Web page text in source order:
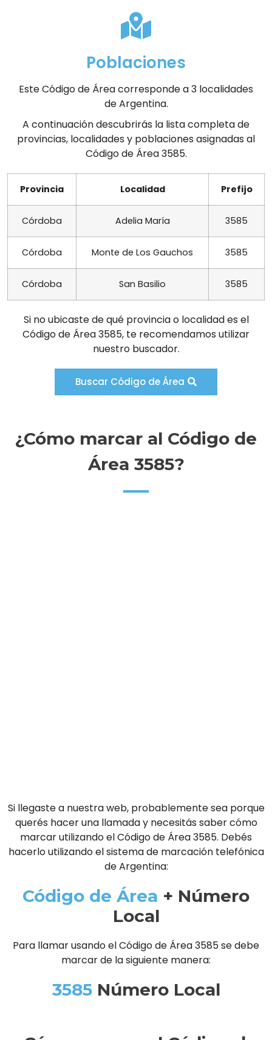
Poblaciones
Este Código de Área corresponde a 3 localidades
de Argentina.
A continuación descubrirás la lista completa de
provincias, localidades y poblaciones asignadas al
Código de Área 3585.
Provincia Localidad Prefijo
Córdoba Adelia María 3585
Córdoba Monte de Los Gauchos 3585
Córdoba San Basilio 3585
Si no ubicaste de qué provincia o localidad es el
Código de Área 3585, te recomendamos utilizar
nuestro buscador.
Buscar Código de Área
¿Cómo marcar al Código de
Área 3585?
Si llegaste a nuestra web, probablemente sea porque
querés hacer una llamada y necesitás saber cómo
marcar utilizando el Código de Área 3585. Debés
hacerlo utilizando el sistema de marcación telefónica
de Argentina:
Código de Área + Número
Local
Para llamar usando el Código de Área 3585 se debe
marcar de la siguiente manera:
3585Número Local